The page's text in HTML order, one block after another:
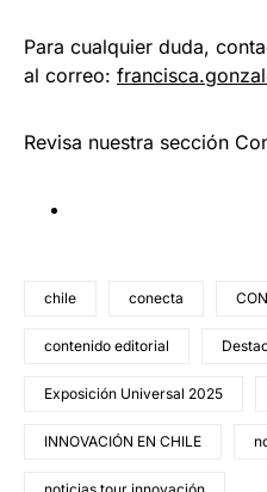
Para cualquier duda,
al correo:
Revisa nuestra sección
chile conecta
contenido editorial
Exposición Universal 2025
INNOVACIÓN EN CHILE